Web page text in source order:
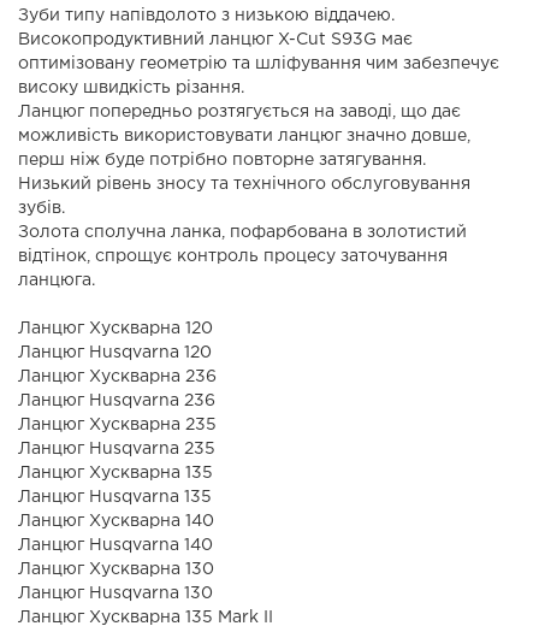
Зуби типу напівдолото з низькою віддачею.
Високопродуктивний ланцюг X-Cut S93G має
оптимізовану геометрію та шліфування чим забезпечує
високу швидкість різання.
Ланцюг попередньо розтягується на заводі, що дає
можливість використовувати ланцюг значно довше,
перш ніж буде потрібно повторне затягування.
Низький рівень зносу та технічного обслуговування
зубів.
Золота сполучна ланка, пофарбована в золотистий
відтінок, спрощує контроль процесу заточування
ланцюга.
Ланцюг Хускварна 120
Ланцюг Husqvarna 120
Ланцюг Хускварна 236
Ланцюг Husqvarna 236
Ланцюг Хускварна 235
Ланцюг Husqvarna 235
Ланцюг Хускварна 135
Ланцюг Husqvarna 135
Ланцюг Хускварна 140
Ланцюг Husqvarna 140
Ланцюг Хускварна 130
Ланцюг Husqvarna 130
Ланцюг Хускварна 135 Mark II